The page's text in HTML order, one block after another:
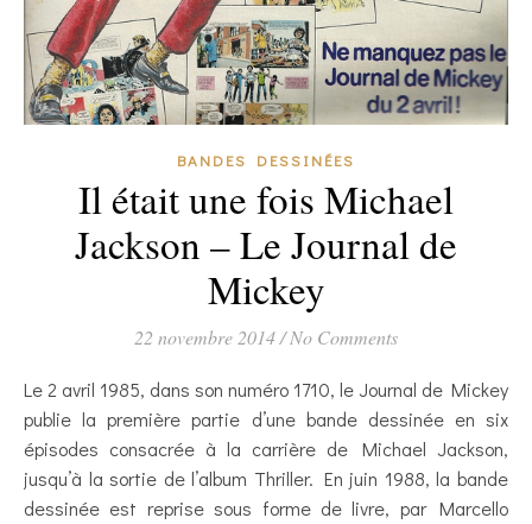
BANDES DESSINÉES
Il était une fois Michael
Jackson – Le Journal de
Mickey
22 novembre 2014/No Comments
Le 2 avril 1985, dans son numéro 1710, le Journal de Mickey
publie la première partie d’une bande dessinée en six
épisodes consacrée à la carrière de Michael Jackson,
jusqu’à la sortie de l’album Thriller. En juin 1988, la bande
dessinée est reprise sous forme de livre, par Marcello